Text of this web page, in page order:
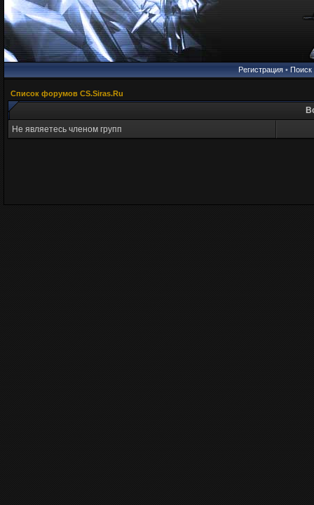
Регистрация• Поиск
Список форумов CS.Siras.Ru
Не являетесь членом групп